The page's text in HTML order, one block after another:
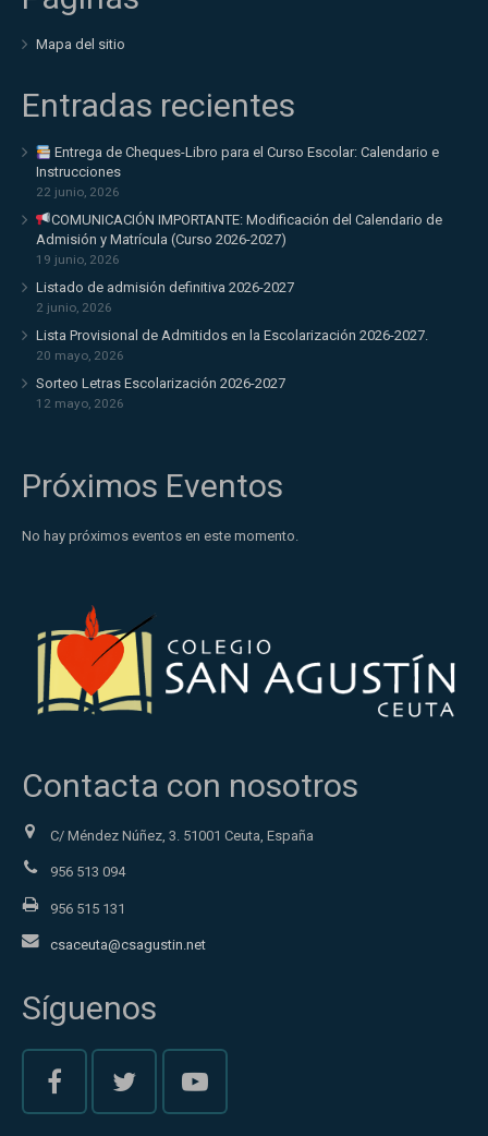
Mapa del sitio
Entradas recientes
Entrega de Cheques-Libro para el Curso Escolar: Calendario e
Instrucciones
22 junio, 2026
COMUNICACIÓN IMPORTANTE: Modificación del Calendario de
Admisión y Matrícula (Curso 2026-2027)
19 junio, 2026
Listado de admisión definitiva 2026-2027
2 junio, 2026
Lista Provisional de Admitidos en la Escolarización 2026-2027.
20 mayo, 2026
Sorteo Letras Escolarización 2026-2027
12 mayo, 2026
Próximos Eventos
No hay próximos eventos en este momento.
Contacta con nosotros
C/ Méndez Núñez, 3. 51001 Ceuta, España
956 513 094
956 515 131
csaceuta@csagustin.net
Síguenos